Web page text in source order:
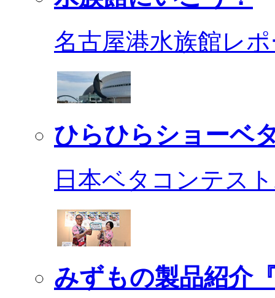
名古屋港水族館レ
ひらひらショーベ
日本ベタコンテス
みずもの製品紹介